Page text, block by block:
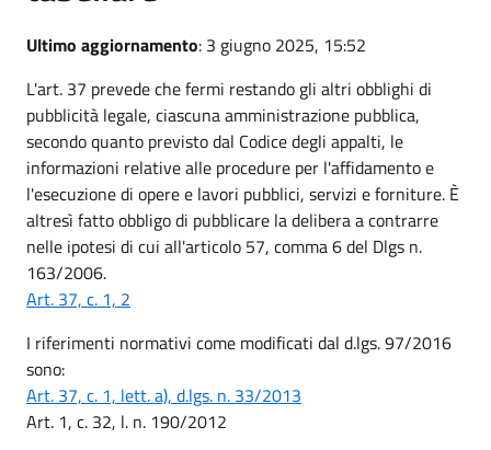
Ultimo aggiornamento: 3 giugno 2025, 15:52
L'art. 37 prevede che fermi restando gli altri obblighi di
pubblicità legale, ciascuna amministrazione pubblica,
secondo quanto previsto dal Codice degli appalti, le
informazioni relative alle procedure per l'affidamento e
l'esecuzione di opere e lavori pubblici, servizi e forniture. È
altresì fatto obbligo di pubblicare la delibera a contrarre
nelle ipotesi di cui all'articolo 57, comma 6 del Dlgs n.
163/2006.
Art. 37, c. 1, 2
I riferimenti normativi come modificati dal d.lgs. 97/2016
sono:
Art. 37, c. 1, lett. a), d.lgs. n. 33/2013
Art. 1, c. 32, l. n. 190/2012